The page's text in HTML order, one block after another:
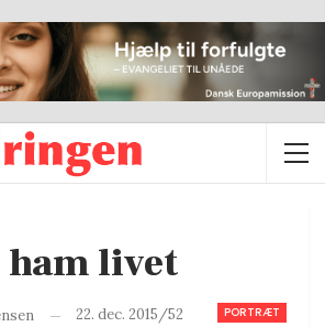
ham livet
PORTRÆT
22. dec. 2015/52